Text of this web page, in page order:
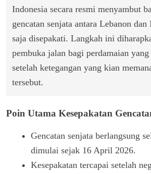
Indonesia secara resmi menyambut
gencatan senjata antara Lebanon
saja disepakati. Langkah ini
pembuka jalan bagi perdamaian
setelah ketegangan yang kian
tersebut.
Poin Utama Kesepakatan
Gencatan senjata berlangsung
dimulai sejak 16 April 2026.
Kesepakatan tercapai setelah